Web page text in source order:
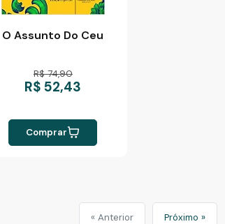
O Assunto Do Ceu
R$ 74,90
R$ 52,43
Comprar
« Anterior Próximo »